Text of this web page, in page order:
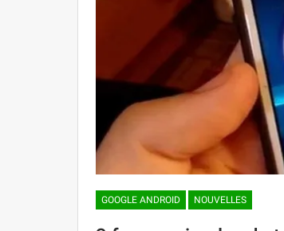
GOOGLE ANDROID NOUVELLES